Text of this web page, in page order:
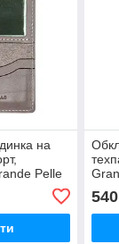
на
Pelle
540